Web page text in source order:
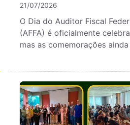
21/07/2026
O Dia do Auditor Fiscal
(AFFA) é oficialmente
mas as comemorações ainda